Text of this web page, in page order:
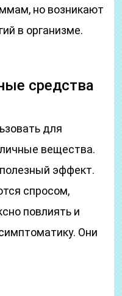
но возникают
в организме.
средства
для
вещества.
эффект.
спросом,
повлиять и
Они